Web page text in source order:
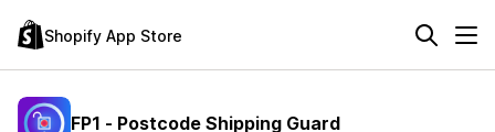
Shopify App Store
FP1 ‑ Postcode Shipping Guard